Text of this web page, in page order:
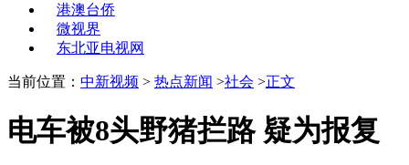
港澳台侨
微视界
东北亚电视网
当前位置： 中新视频 > 热点新闻 >社会 >正文
电车被8头野猪拦路 疑为报复